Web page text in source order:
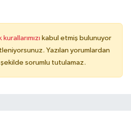
kabul etmiş bulunuyor
Yazılan yorumlardan
sorumlu tutulamaz.